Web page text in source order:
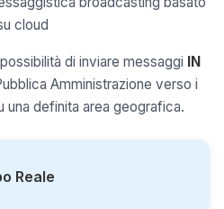
cloud
di inviare messaggi
IN
Amministrazione verso i
una definita area geografica.
Reale